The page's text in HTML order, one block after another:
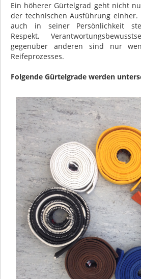
Ein höherer Gürtelgrad geht nicht
der technischen Ausführung einher.
auch in seiner Persönlichkeit
Respekt,
gegenüber anderen sind nur
Reifeprozesses.
Folgende Gürtelgrade werden